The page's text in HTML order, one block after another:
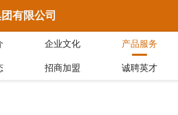
有限公司
企业文化 产品服务
招商加盟 诚聘英才